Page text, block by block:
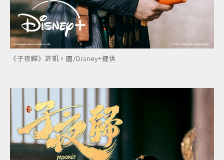
《子夜歸》許凱。圖/Disney+提供